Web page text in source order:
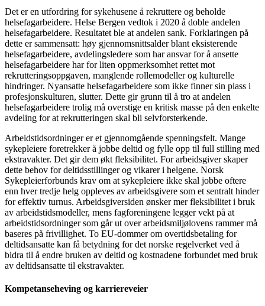
Det er en utfordring for sykehusene å rekruttere og beholde
helsefagarbeidere. Helse Bergen vedtok i 2020 å doble andelen
helsefagarbeidere. Resultatet ble at andelen sank. Forklaringen på
dette er sammensatt: høy gjennomsnittsalder blant eksisterende
helsefagarbeidere, avdelingsledere som har ansvar for å ansette
helsefagarbeidere har for liten oppmerksomhet rettet mot
rekrutteringsoppgaven, manglende rollemodeller og kulturelle
hindringer. Nyansatte helsefagarbeidere som ikke finner sin plass i
profesjonskulturen, slutter. Dette gir grunn til å tro at andelen
helsefagarbeidere trolig må overstige en kritisk masse på den enkelte
avdeling for at rekrutteringen skal bli selvforsterkende.
Arbeidstidsordninger er et gjennomgående spenningsfelt. Mange
sykepleiere foretrekker å jobbe deltid og fylle opp til full stilling med
ekstravakter. Det gir dem økt fleksibilitet. For arbeidsgiver skaper
dette behov for deltidsstillinger og vikarer i helgene. Norsk
Sykepleierforbunds krav om at sykepleiere ikke skal jobbe oftere
enn hver tredje helg oppleves av arbeidsgivere som et sentralt hinder
for effektiv turnus. Arbeidsgiversiden ønsker mer fleksibilitet i bruk
av arbeidstidsmodeller, mens fagforeningene legger vekt på at
arbeidstidsordninger som går ut over arbeidsmiljølovens rammer må
baseres på frivillighet. To EU-dommer om overtidsbetaling for
deltidsansatte kan få betydning for det norske regelverket ved å
bidra til å endre bruken av deltid og kostnadene forbundet med bruk
av deltidsansatte til ekstravakter.
Kompetanseheving og karriereveier